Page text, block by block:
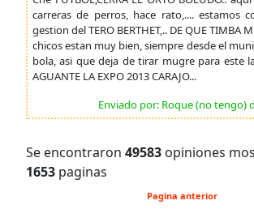
carreras de perros, hace rato,.... estamos
gestion del TERO BERTHET,.. DE QUE TIMBA
chicos estan muy bien, siempre desde el
bola, asi que deja de tirar mugre para este
AGUANTE LA EXPO 2013 CARAJO...
Enviado por: Roque (no tengo)
Se encontraron 49583 opiniones
1653 paginas
Pagina anterior